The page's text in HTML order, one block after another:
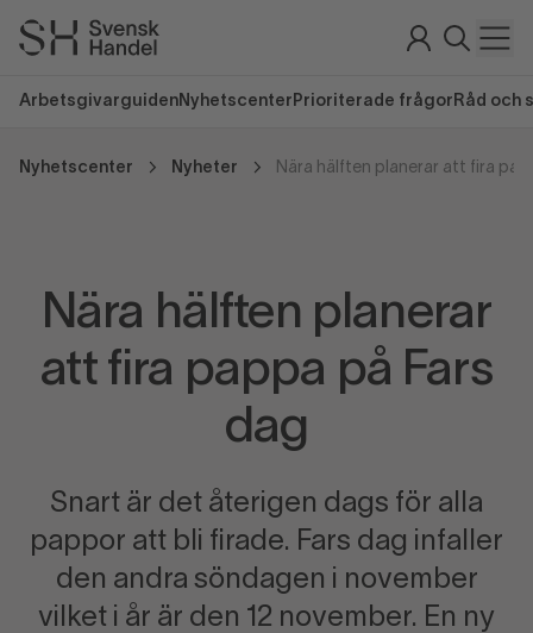
Arbetsgivarguiden Nyhetscenter Prioriterade frågor Råd och
Nyhetscenter Nyheter Nära hälften planerar att fira
Nära hälften planerar
att fira pappa på Fars
dag
Snart är det återigen dags för alla
pappor att bli firade. Fars dag infaller
den andra söndagen i november
vilket i år är den 12 november. En ny